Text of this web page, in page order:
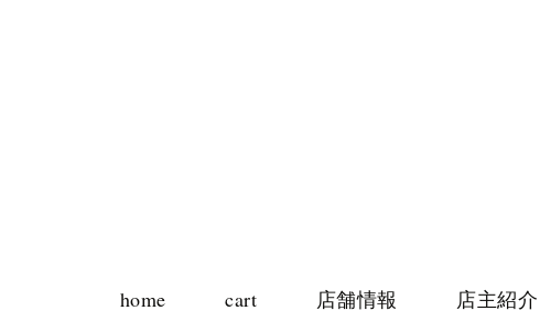
home cart 店舗情報 店主紹介